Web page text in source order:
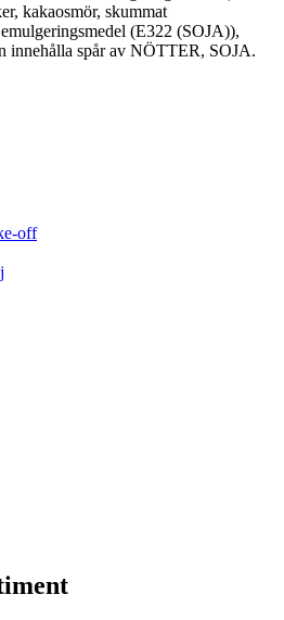
kakaosmör, skummat
(E322 (SOJA)),
innehålla spår av NÖTTER, SOJA.
off